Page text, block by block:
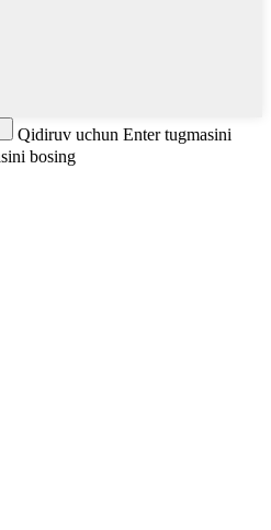
Qidiruv uchun Enter tugmasini
bosing